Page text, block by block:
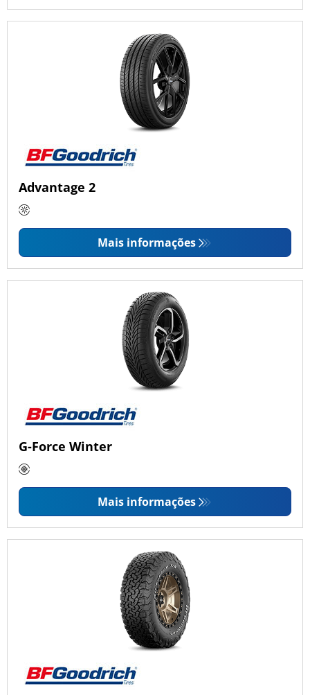
Advantage 2
Mais informações
G-Force Winter
Mais informações